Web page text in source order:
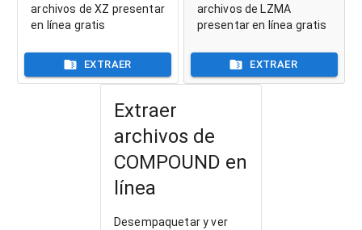
archivos de XZ presentar
en línea gratis
EXTRAER
archivos de LZMA
presentar en línea gratis
EXTRAER
Extraer
archivos de
COMPOUND en
línea
Desempaquetar y ver